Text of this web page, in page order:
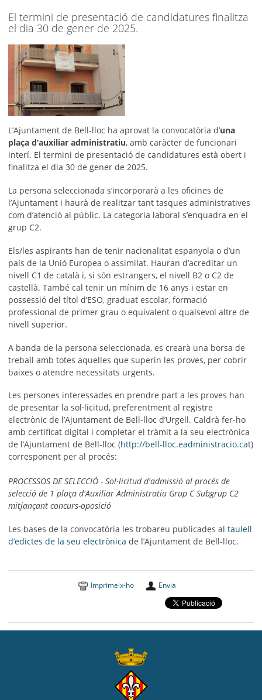
BELL-LLOC SOLUCIONA
El termini de presentació de candidatures finalitza
el dia 30 de gener de 2025.
L’Ajuntament de Bell-lloc ha aprovat la convocatòria d’una
plaça d’auxiliar administratiu, amb caràcter de funcionari
interí. El termini de presentació de candidatures està obert i
finalitza el dia 30 de gener de 2025.
La persona seleccionada s’incorporarà a les oficines de
l’Ajuntament i haurà de realitzar tant tasques administratives
com d’atenció al públic. La categoria laboral s’enquadra en el
grup C2.
Els/les aspirants han de tenir nacionalitat espanyola o d’un
país de la Unió Europea o assimilat. Hauran d’acreditar un
nivell C1 de català i, si són estrangers, el nivell B2 o C2 de
castellà. També cal tenir un mínim de 16 anys i estar en
possessió del títol d’ESO, graduat escolar, formació
professional de primer grau o equivalent o qualsevol altre de
nivell superior.
A banda de la persona seleccionada, es crearà una borsa de
treball amb totes aquelles que superin les proves, per cobrir
baixes o atendre necessitats urgents.
Les persones interessades en prendre part a les proves han
de presentar la sol·licitud, preferentment al registre
electrònic de l’Ajuntament de Bell-lloc d’Urgell. Caldrà fer-ho
amb certificat digital i completar el tràmit a la seu electrònica
de l’Ajuntament de Bell-lloc (http://bell-lloc.eadministracio.cat)
corresponent per al procés:
PROCESSOS DE SELECCIÓ - Sol·licitud d'admissió al procés de
selecció de 1 plaça d'Auxiliar Administratiu Grup C Subgrup C2
mitjançant concurs-oposició
Les bases de la convocatòria les trobareu publicades altaulell
d’edictes de la seu electrònica de l’Ajuntament de Bell-lloc.
Imprimeix-ho Envia